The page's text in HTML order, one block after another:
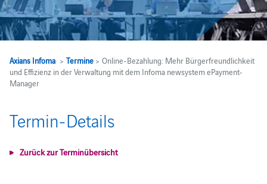
Axians Infoma> Termine> Online-Bezahlung: Mehr Bürgerfreundlichkeit
und Effizienz in der Verwaltung mit dem Infoma newsystem ePayment-
Manager
Termin-Details
Zurück zur Terminübersicht